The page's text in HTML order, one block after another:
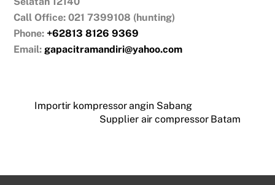
Call Office: 021 7399108 (hunting)
Phone: +62813 8126 9369
Email: gapacitramandiri@yahoo.com
Importir kompressor angin Sabang
Supplier air compressor Batam